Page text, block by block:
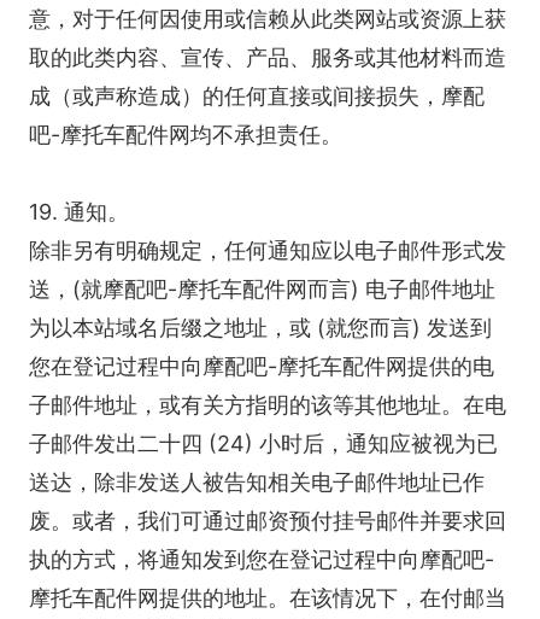
意，对于任何因使用或信赖从此类网站或资源上获
取的此类内容、宣传、产品、服务或其他材料而造
成（或声称造成）的任何直接或间接损失，摩配
吧-摩托车配件网均不承担责任。
19. 通知。
除非另有明确规定，任何通知应以电子邮件形式发
送，(就摩配吧-摩托车配件网而言) 电子邮件地址
为以本站域名后缀之地址，或 (就您而言) 发送到
您在登记过程中向摩配吧-摩托车配件网提供的电
子邮件地址，或有关方指明的该等其他地址。在电
子邮件发出二十四 (24) 小时后，通知应被视为已
送达，除非发送人被告知相关电子邮件地址已作
废。或者，我们可通过邮资预付挂号邮件并要求回
执的方式，将通知发到您在登记过程中向摩配吧-
摩托车配件网提供的地址。在该情况下，在付邮当